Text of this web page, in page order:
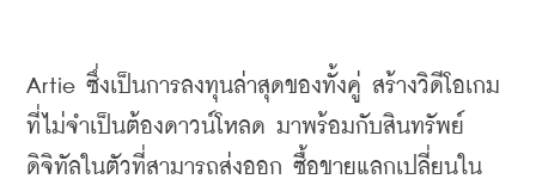
Artie ซึ่งเป็นการลงทุนล่าสุดของทั้งคู่ สร้างวิดีโอเกม
ที่ไม่จำเป็นต้องดาวน์โหลด มาพร้อมกับสินทรัพย์
ดิจิทัล ในตัวที่สามารถส่งออก ซื้อขายแลกเปลี่ยนใน